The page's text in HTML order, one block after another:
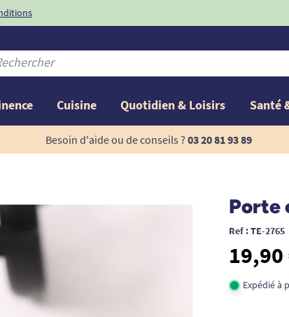
Cuisine Quotidien & Loisirs Santé
Besoin d'aide ou de conseils ? 03 20 81 93 89
Porte
Ref : TE-2765
19,90
Expédié à